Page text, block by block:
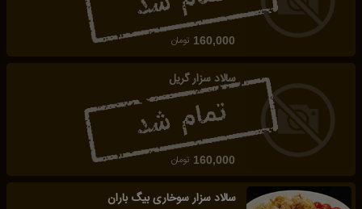
160,000 تومان
سالاد سزار گریل
160,000 تومان
سالاد سزار سوخاری بیگ باران